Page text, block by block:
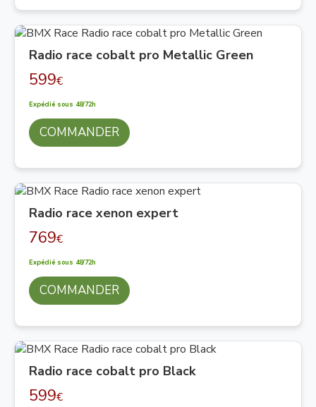
Radio race cobalt pro Metallic Green
599€
Expédié sous 48/72h
COMMANDER
Radio race xenon expert
769€
Expédié sous 48/72h
COMMANDER
Radio race cobalt pro Black
599€